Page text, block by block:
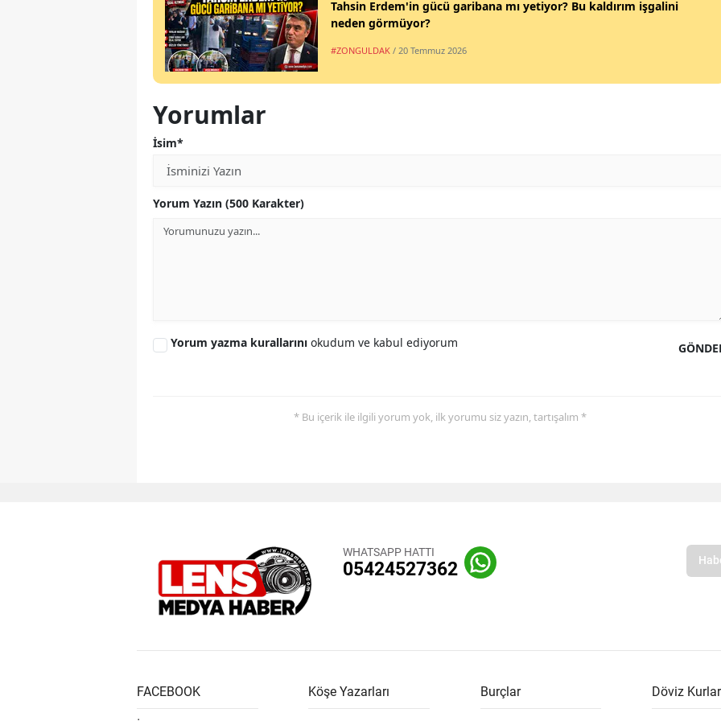
Tahsin Erdem'in gücü garibana mı yetiyor? Bu kaldırım işgalini
neden görmüyor?
#ZONGULDAK / 20 Temmuz 2026
Yorumlar
İsim*
Yorum Yazın (500 Karakter)
Yorum yazma kurallarını okudum ve kabul ediyorum
* Bu içerik ile ilgili yorum yok, ilk yorumu siz yazın, tartışalım *
WHATSAPP HATTI
05424527362
FACEBOOK Köşe Yazarları Burçlar Döviz